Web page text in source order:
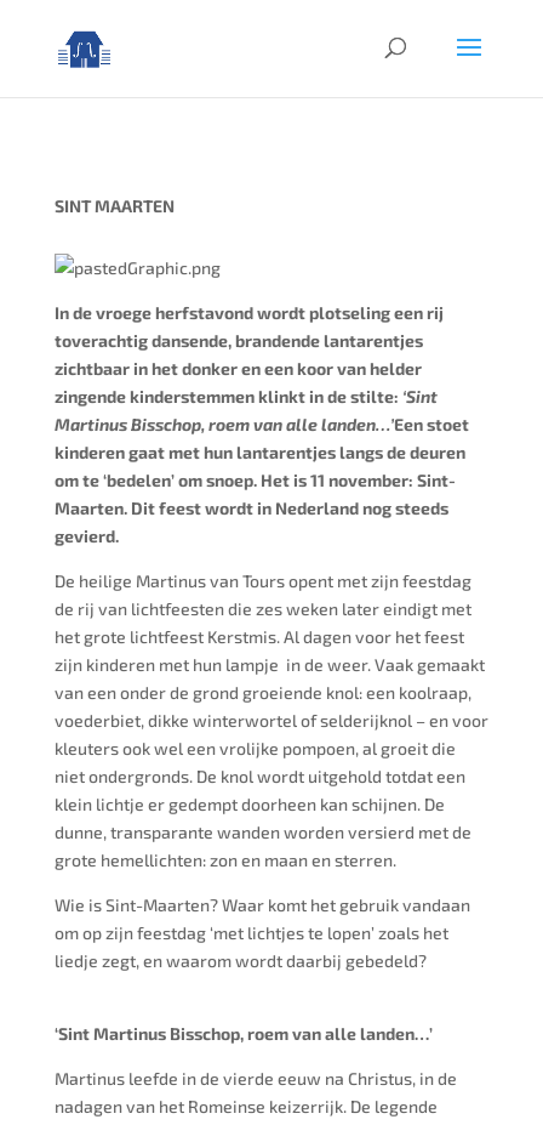
SINT MAARTEN
In de vroege herfstavond wordt plotseling een rij
toverachtig dansende, brandende lantarentjes
zichtbaar in het donker en een koor van helder
zingende kinderstemmen klinkt in de stilte: ‘Sint
Martinus Bisschop, roem van alle landen…’Een stoet
kinderen gaat met hun lantarentjes langs de deuren
om te ‘bedelen’ om snoep. Het is 11 november: Sint-
Maarten. Dit feest wordt in Nederland nog steeds
gevierd.
De heilige Martinus van Tours opent met zijn feestdag
de rij van lichtfeesten die zes weken later eindigt met
het grote lichtfeest Kerstmis. Al dagen voor het feest
zijn kinderen met hun lampje in de weer. Vaak gemaakt
van een onder de grond groeiende knol: een koolraap,
voederbiet, dikke winterwortel of selderijknol – en voor
kleuters ook wel een vrolijke pompoen, al groeit die
niet ondergronds. De knol wordt uitgehold totdat een
klein lichtje er gedempt doorheen kan schijnen. De
dunne, transparante wanden worden versierd met de
grote hemellichten: zon en maan en sterren.
Wie is Sint-Maarten? Waar komt het gebruik vandaan
om op zijn feestdag ‘met lichtjes te lopen’ zoals het
liedje zegt, en waarom wordt daarbij gebedeld?
‘Sint Martinus Bisschop, roem van alle landen…’
Martinus leefde in de vierde eeuw na Christus, in de
nadagen van het Romeinse keizerrijk. De legende